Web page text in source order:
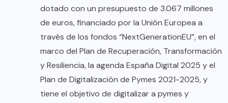
dotado con un presupuesto de 3.067 millones
de euros, financiado por la Unión Europea a
través de los fondos “NextGenerationEU”, en el
marco del Plan de Recuperación, Transformación
y Resiliencia, la agenda España Digital 2025 y el
Plan de Digitalización de Pymes 2021-2025, y
tiene el objetivo de digitalizar a pymes y